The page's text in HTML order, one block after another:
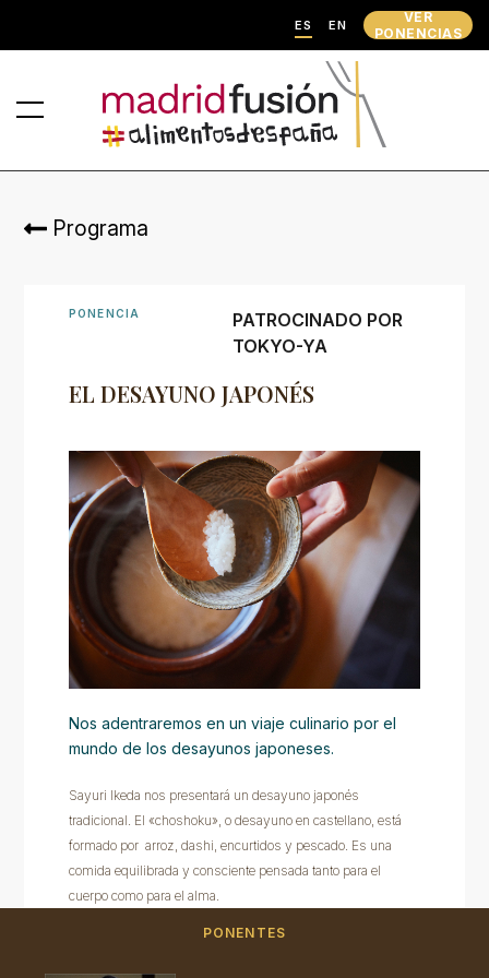
ES EN
VER
PONENCIAS
Programa
PONENCIA
EL DESAYUNO JAPONÉS
PATROCINADO POR
TOKYO-YA
Nos adentraremos en un viaje culinario por el
mundo de los desayunos japoneses.
Sayuri Ikeda nos presentará un desayuno japonés
tradicional. El «choshoku», o desayuno en castellano, está
formado por arroz, dashi, encurtidos y pescado. Es una
comida equilibrada y consciente pensada tanto para el
cuerpo como para el alma.
PONENTES